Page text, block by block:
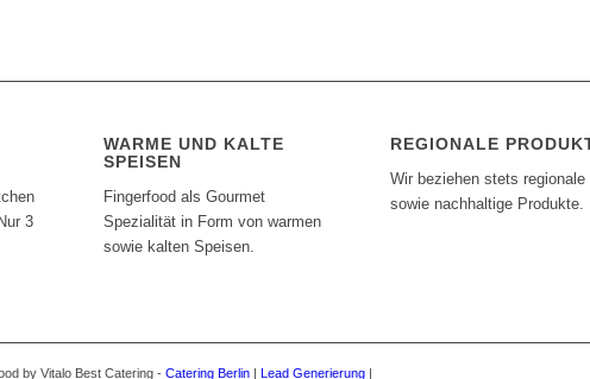
3
WARME UND KALTE
SPEISEN
Fingerfood als Gourmet
Spezialität in Form von warmen
sowie kalten Speisen.
REGIONALE
Wir beziehen stets regionale
sowie nachhaltige Produkte.
by Vitalo Best Catering - Catering Berlin Lead Generierung